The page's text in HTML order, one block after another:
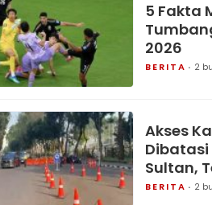
5 Fakta
2026
BERITA 2
Akses
Dibatasi
Sultan,
BERITA 2